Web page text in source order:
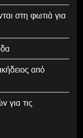
στη φωτιά για
από
για τις